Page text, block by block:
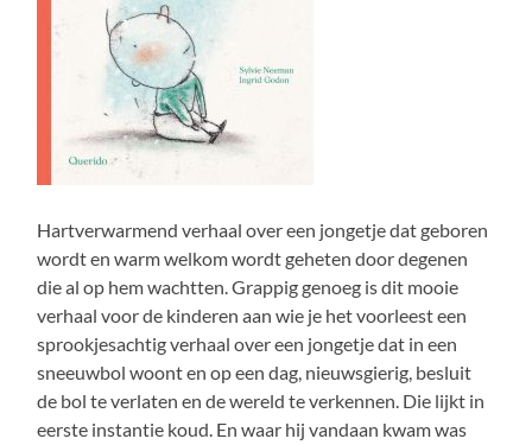
Hartverwarmend verhaal over een jongetje dat geboren
wordt en warm welkom wordt geheten door degenen
die al op hem wachtten. Grappig genoeg is dit mooie
verhaal voor de kinderen aan wie je het voorleest een
sprookjesachtig verhaal over een jongetje dat in een
sneeuwbol woont en op een dag, nieuwsgierig, besluit
de bol te verlaten en de wereld te verkennen. Die lijkt in
eerste instantie koud. En waar hij vandaan kwam was